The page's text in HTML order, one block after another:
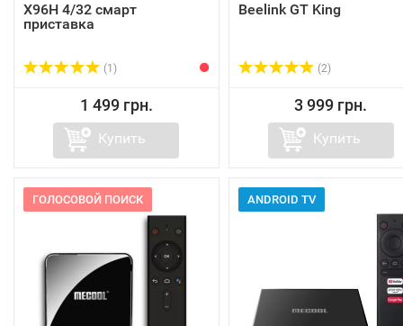
X96H 4/32 смарт
приставка
(1)
1 499 грн.
Купить
Beelink GT King
(2)
3 999 грн.
Купить
ГОЛОСОВОЙ ПОИСК ANDROID TV